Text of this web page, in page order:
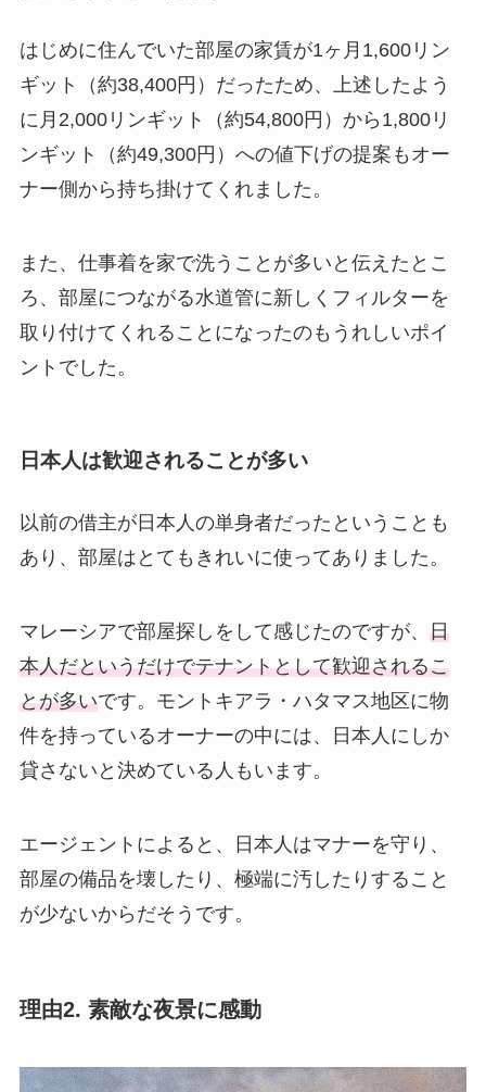
はじめに住んでいた部屋の家賃が1ヶ月1,600リン
ギット（約38,400円）だったため、上述したよう
に月2,000リンギット（約54,800円）から1,800リ
ンギット（約49,300円）への値下げの提案もオー
ナー側から持ち掛けてくれました。
また、仕事着を家で洗うことが多いと伝えたとこ
ろ、部屋につながる水道管に新しくフィルターを
取り付けてくれることになったのもうれしいポイ
ントでした。
日本人は歓迎されることが多い
以前の借主が日本人の単身者だったということも
あり、部屋はとてもきれいに使ってありました。
マレーシアで部屋探しをして感じたのですが、 日
本人だというだけでテナントとして歓迎されるこ
とが多いです。モントキアラ・ハタマス地区に物
件を持っているオーナーの中には、日本人にしか
貸さないと決めている人もいます。
エージェントによると、日本人はマナーを守り、
部屋の備品を壊したり、極端に汚したりすること
が少ないからだそうです。
理由2. 素敵な夜景に感動